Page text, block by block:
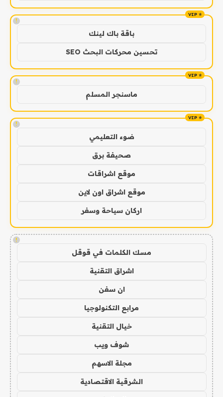
!
باقة باك لينك
تحسين محركات البحث SEO
!
ماسنجر المسلم
!
ضوء التعليمي
صحيفة برق
موقع اشراقات
موقع اشراق اون لاين
اركان سياحة وسفر
!
مسك الكلمات في قوقل
اشراق التقنية
ان سفن
مرابع التكنولوجيا
خيال التقنية
شوف ويب
مجلة الاسهم
الشرقية الاقتصادية